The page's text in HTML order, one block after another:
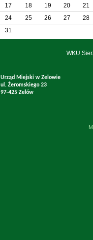
17
18 19 20
21
24
25 26 27
28
31
WKU
Urząd Miejski w Zelowie
ul. Żeromskiego 23
97-425 Zelów